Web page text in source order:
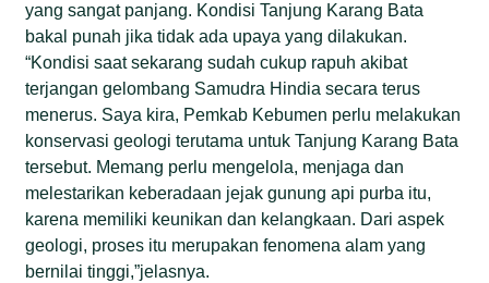
yang sangat panjang. Kondisi Tanjung Karang Bata
bakal punah jika tidak ada upaya yang dilakukan.
“Kondisi saat sekarang sudah cukup rapuh akibat
terjangan gelombang Samudra Hindia secara terus
menerus. Saya kira, Pemkab Kebumen perlu melakukan
konservasi geologi terutama untuk Tanjung Karang Bata
tersebut. Memang perlu mengelola, menjaga dan
melestarikan keberadaan jejak gunung api purba itu,
karena memiliki keunikan dan kelangkaan. Dari aspek
geologi, proses itu merupakan fenomena alam yang
bernilai tinggi,”jelasnya.